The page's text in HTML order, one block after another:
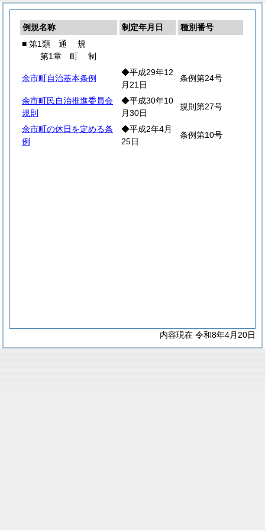
例規名称 制定年月日
種別番号
■ 第1類 通 規
第1章 町制
余市町自治基本条例
◆平成29年12
月21日
条例第24号
余市町民自治推進委員会
規則
◆平成30年10
月30日
規則第27号
余市町の休日を定める条
例
◆平成2年4月
25日
条例第10号
内容現在 令和8年4月20日